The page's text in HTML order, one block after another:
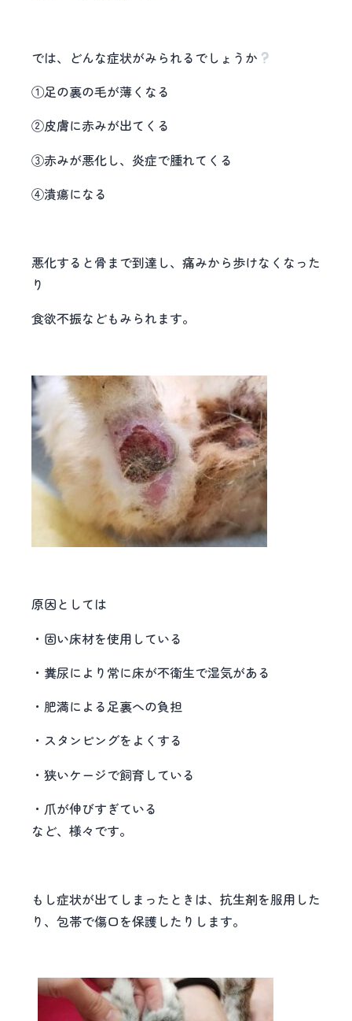
では、どんな症状がみられるでしょうか
①足の裏の毛が薄くなる
②皮膚に赤みが出てくる
③赤みが悪化し、炎症で腫れてくる
④潰瘍になる
悪化すると骨まで到達し、痛みから歩けなくなった
り
食欲不振などもみられます。
原因としては
・固い床材を使用している
・糞尿により常に床が不衛生で湿気がある
・肥満による足裏への負担
・スタンピングをよくする
・狭いケージで飼育している
・爪が伸びすぎている
など、様々です。
もし症状が出てしまったときは、抗生剤を服用した
り、包帯で傷口を保護したりします。